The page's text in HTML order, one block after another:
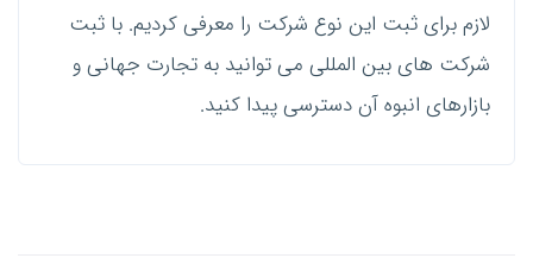
لازم برای ثبت این نوع شرکت را معرفی کردیم. با ثبت
شرکت های بین المللی می توانید به تجارت جهانی و
بازارهای انبوه آن دسترسی پیدا کنید.